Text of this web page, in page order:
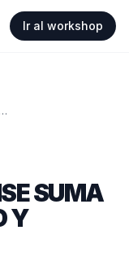
Ir al workshop
control de gasto y analíticos
SUMA
Y